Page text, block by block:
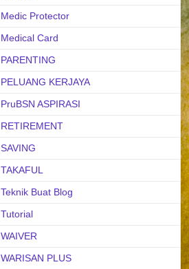
Medic Protector
Medical Card
PARENTING
PELUANG KERJAYA
PruBSN ASPIRASI
RETIREMENT
SAVING
TAKAFUL
Teknik Buat Blog
Tutorial
WAIVER
WARISAN PLUS